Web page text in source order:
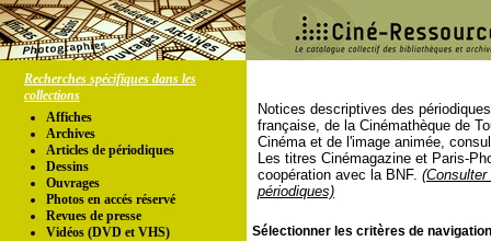
Recherches spécifiques dans les
collections
Affiches
Archives
Articles de périodiques
Dessins
Ouvrages
Photos en accés réservé
Revues de presse
Vidéos (DVD et VHS)
Notices descriptives des
française, de la Cinémathèque de
Cinéma et de l'image animée,
Les titres Cinémagazine et Paris-
coopération avec la BNF.
périodiques)
Sélectionner les critères de